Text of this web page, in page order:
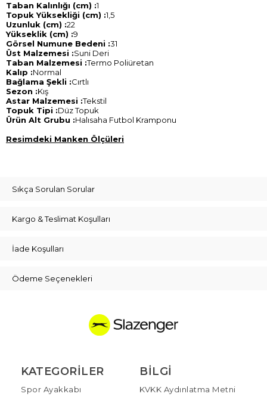
Taban Kalınlığı (cm) :1
Topuk Yüksekliği (cm) :1,5
Uzunluk (cm) :22
Yükseklik (cm) :9
Görsel Numune Bedeni :31
Üst Malzemesi :Suni Deri
Taban Malzemesi :Termo Poliüretan
Kalıp :Normal
Bağlama Şekli :Cırtlı
Sezon :Kış
Astar Malzemesi :Tekstil
Topuk Tipi :Düz Topuk
Ürün Alt Grubu :Halısaha Futbol Kramponu
Resimdeki Manken Ölçüleri
Sıkça Sorulan Sorular
Kargo & Teslimat Koşulları
İade Koşulları
Ödeme Seçenekleri
KATEGORILER
Spor Ayakkabı
BILGI
KVKK Aydınlatma Metni